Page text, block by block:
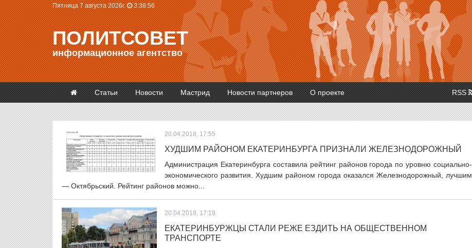
Пятница 7 августа 2026г. 3:38:57
ПОЛИТСОВЕТ
информационное агентство
Статьи Новости Мастрид Новости партнеров О проекте RSS
20.04.2018, 17:55
ХУДШИМ РАЙОНОМ ЕКАТЕРИНБУРГА ПРИЗНАЛИ ЖЕЛЕЗНОДОРОЖНЫЙ
Администрация Екатеринбурга составила рейтинг районов города по уровню социально-
экономического развития. Худшим районом города оказался Железнодорожный, лучшим
— Октябрьский. Рейтинг районов можно...
20.04.2018, 17:19
ЕКАТЕРИНБУРЖЦЫ СТАЛИ РЕЖЕ ЕЗДИТЬ НА ОБЩЕСТВЕННОМ
ТРАНСПОРТЕ